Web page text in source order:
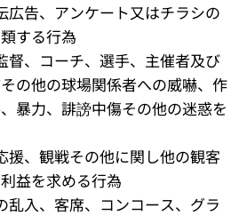
広告、アンケート又はチラシの
する行為
督、コーチ、選手、主催者及び
の他の球場関係者への威嚇、作
暴力、誹謗中傷その他の迷惑を
援、観戦その他に関し他の観客
益を求める行為
乱入、客席、コンコース、グラ